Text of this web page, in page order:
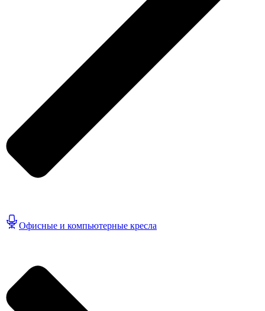
Офисные и компьютерные кресла